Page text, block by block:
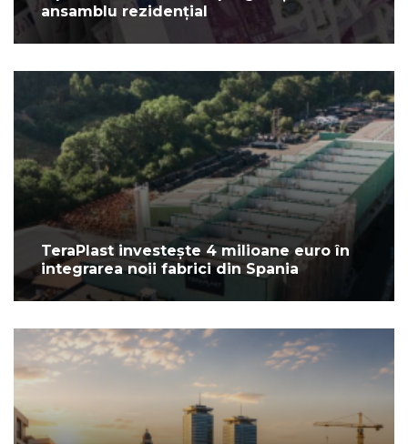
ansamblu rezidențial
TeraPlast investește 4 milioane euro în
integrarea noii fabrici din Spania